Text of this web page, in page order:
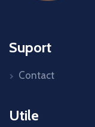
Suport
Contact
Utile